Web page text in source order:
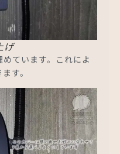
げ
ています。これによ
す。